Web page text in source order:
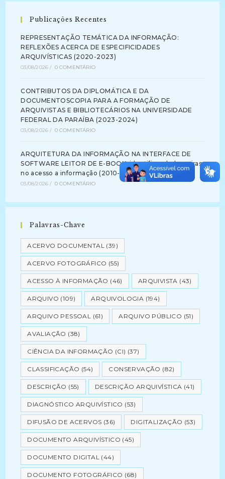
Publicações Recentes
REPRESENTAÇÃO TEMÁTICA DA INFORMAÇÃO:
REFLEXÕES ACERCA DE ESPECIFICIDADES
ARQUIVÍSTICAS (2020-2023)
03/08/2026 / 0 COMENTÁRIO
CONTRIBUTOS DA DIPLOMÁTICA E DA
DOCUMENTOSCOPIA PARA A FORMAÇÃO DE
ARQUIVISTAS E BIBLIOTECÁRIOS NA UNIVERSIDADE
FEDERAL DA PARAÍBA (2023-2024)
03/08/2026 / 0 COMENTÁRIO
ARQUITETURA DA INFORMAÇÃO NA INTERFACE DE
SOFTWARE LEITOR DE E-BOOK: identificando barreiras
no acesso a informação (2010-2012)
03/08/2026 / 0 COMENTÁRIO
Palavras-Chave
ACERVO DOCUMENTAL (39)
ACERVO FOTOGRÁFICO (55)
ACESSO À INFORMAÇÃO (46) ARQUIVISTA (43)
ARQUIVO (109) ARQUIVOLOGIA (194)
ARQUIVO PESSOAL (61) ARQUIVO PÚBLICO (51)
AVALIAÇÃO (38)
CIÊNCIA DA INFORMAÇÃO (CI) (37)
CLASSIFICAÇÃO (54) CONSERVAÇÃO (82)
DESCRIÇÃO (55) DESCRIÇÃO ARQUIVÍSTICA (41)
DIAGNÓSTICO ARQUIVÍSTICO (53)
DIFUSÃO DE ACERVOS (36) DIGITALIZAÇÃO (53)
DOCUMENTO ARQUIVÍSTICO (45)
DOCUMENTO DIGITAL (44)
DOCUMENTO FOTOGRÁFICO (68)